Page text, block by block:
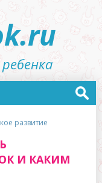
развитие
И КАКИМ